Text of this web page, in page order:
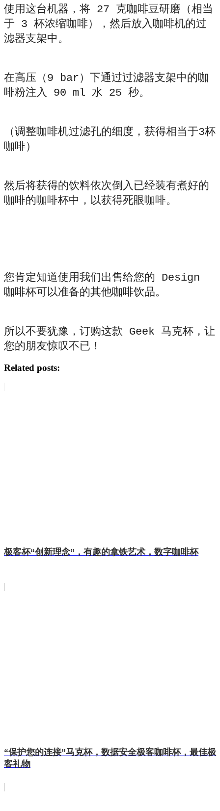
使用这台机器，将 27 克咖啡豆研磨（相当
于 3 杯浓缩咖啡），然后放入咖啡机的过
滤器支架中。
在高压（9 bar）下通过过滤器支架中的咖
啡粉注入 90 ml 水 25 秒。
（调整咖啡机过滤孔的细度，获得相当于3杯
咖啡）
然后将获得的饮料依次倒入已经装有煮好的
咖啡的咖啡杯中，以获得死眼咖啡。
您肯定知道使用我们出售给您的 Design
咖啡杯可以准备的其他咖啡饮品。
所以不要犹豫，订购这款 Geek 马克杯，让
您的朋友惊叹不已！
Related posts:
极客杯“创新理念”，有趣的拿铁艺术，数字咖啡杯
“保护您的连接”马克杯，数据安全极客咖啡杯，最佳极
客礼物